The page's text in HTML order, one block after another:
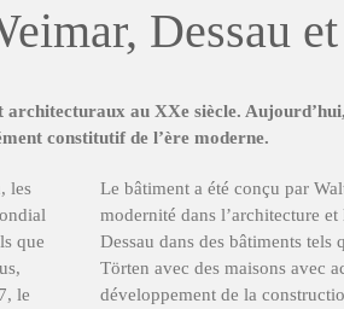
Dessau
au XXe siècle.
constitutif de l’ère moderne.
les
que
le
Le bâtiment a été conçu par
modernité dans l’architecture
Dessau dans des bâtiments tels
Törten avec des maisons avec
développement de la